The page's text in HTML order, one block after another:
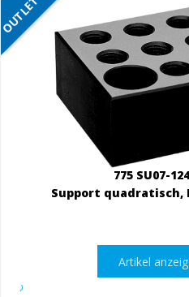
NETTO
OUTLET
775 SU07-
Support quadratisch,
Artikel